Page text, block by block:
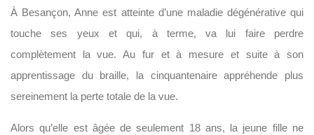
À Besançon, Anne est atteinte d’une maladie dégénérative qui
touche ses yeux et qui, à terme, va lui faire perdre
complètement la vue. Au fur et à mesure et suite à son
apprentissage du braille, la cinquantenaire appréhende plus
sereinement la perte totale de la vue.
Alors qu’elle est âgée de seulement 18 ans, la jeune fille ne